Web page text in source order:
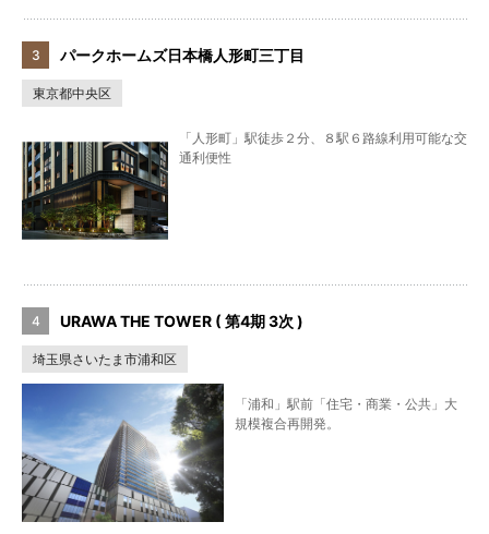
パークホームズ日本橋人形町三丁目
東京都中央区
「人形町」駅徒歩２分、８駅６路線利用可能な交
通利便性
URAWA THE TOWER ( 第4期 3次 )
埼玉県さいたま市浦和区
「浦和」駅前「住宅・商業・公共」大
規模複合再開発。